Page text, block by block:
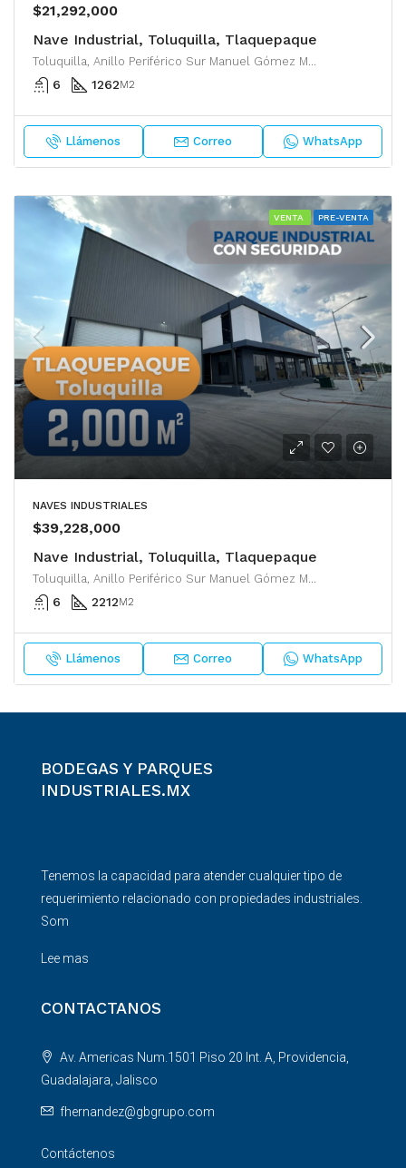
$21,292,000
Nave Industrial, Toluquilla, Tlaquepaque
Toluquilla, Anillo Periférico Sur Manuel Gómez Morín, Tlaquepaque, San Pedro Tlaquepaque, Región Centro, Jalisco, 45610, México
6 1262M2
Llámenos Correo WhatsApp
VENTA PRE-VENTA
NAVES INDUSTRIALES
$39,228,000
Nave Industrial, Toluquilla, Tlaquepaque
Toluquilla, Anillo Periférico Sur Manuel Gómez Morín, Tlaquepaque, San Pedro Tlaquepaque, Región Centro, Jalisco, 45610, México
6 2212M2
Llámenos Correo WhatsApp
BODEGAS Y PARQUES
INDUSTRIALES.MX
Tenemos la capacidad para atender cualquier tipo de
requerimiento relacionado con propiedades industriales.
Som
Lee mas
CONTACTANOS
Av. Americas Num.1501 Piso 20 Int. A, Providencia,
Guadalajara, Jalisco
fhernandez@gbgrupo.com
Contáctenos